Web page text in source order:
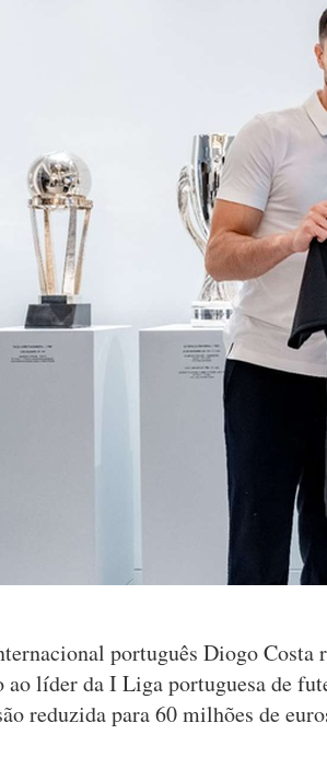
português Diogo Costa
líder da I Liga portuguesa de
reduzida para 60 milhões de